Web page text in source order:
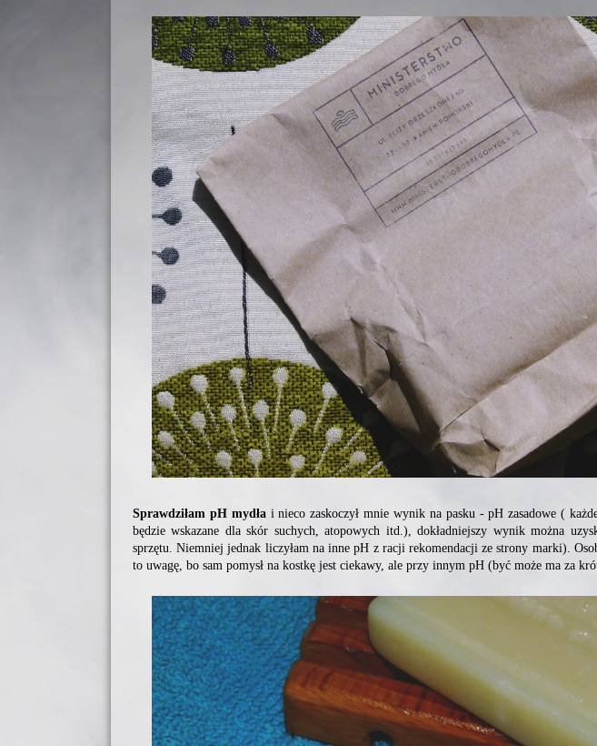
Sprawdziłam pH mydłai nieco zaskoczył mnie wynik na pasku - pH zasadowe (
będzie wskazane dla skór suchych, atopowych itd.), dokładniejszy wynik można
sprzętu. Niemniej jednak liczyłam na inne pH z racji rekomendacji ze strony marki).
to uwagę, bo sam pomysł na kostkę jest ciekawy, ale przy innym pH (być może ma za